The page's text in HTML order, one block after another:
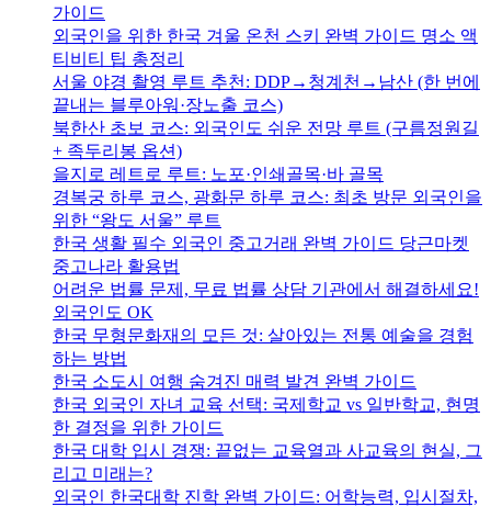
가이드
외국인을 위한 한국 겨울 온천 스키 완벽 가이드 명소 액
티비티 팁 총정리
서울 야경 촬영 루트 추천: DDP→청계천→남산 (한 번에
끝내는 블루아워·장노출 코스)
북한산 초보 코스: 외국인도 쉬운 전망 루트 (구름정원길
+ 족두리봉 옵션)
을지로 레트로 루트: 노포·인쇄골목·바 골목
경복궁 하루 코스, 광화문 하루 코스: 최초 방문 외국인을
위한 “왕도 서울” 루트
한국 생활 필수 외국인 중고거래 완벽 가이드 당근마켓
중고나라 활용법
어려운 법률 문제, 무료 법률 상담 기관에서 해결하세요!
외국인도 OK
한국 무형문화재의 모든 것: 살아있는 전통 예술을 경험
하는 방법
한국 소도시 여행 숨겨진 매력 발견 완벽 가이드
한국 외국인 자녀 교육 선택: 국제학교 vs 일반학교, 현명
한 결정을 위한 가이드
한국 대학 입시 경쟁: 끝없는 교육열과 사교육의 현실, 그
리고 미래는?
외국인 한국대학 진학 완벽 가이드: 어학능력, 입시절차,